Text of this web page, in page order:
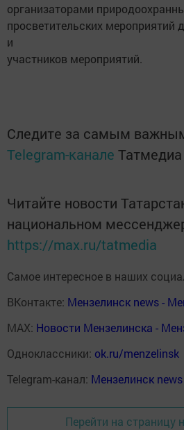
организаторами
просветительских мероприятий
и
участников мероприятий.
Следите за самым
Telegram-канале Татмедиа
Читайте новости
национальном
https://max.ru/tatmedia
Самое интересное в наших
ВКонтакте: Мензелинск news -
MAX: Новости Мензелинска -
Одноклассники: ok.ru/menzelinsk
Telegram-канал: Мензелинск
Перейти на страницу